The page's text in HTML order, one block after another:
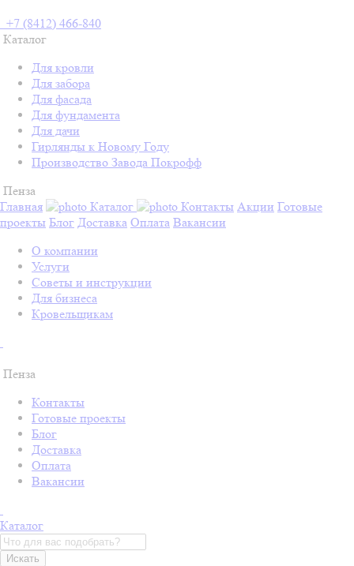
+7 (8412) 466-840
Каталог
Для кровли
Для забора
Для фасада
Для фундамента
Для дачи
Гирлянды к Новому Году
Производство Завода Покрофф
Пенза
Главная
Каталог Контакты Акции Готовые
проекты Блог Доставка Оплата Вакансии
О компании
Услуги
Советы и инструкции
Для бизнеса
Кровельщикам
Пенза
Контакты
Готовые проекты
Блог
Доставка
Оплата
Вакансии
Каталог
Искать